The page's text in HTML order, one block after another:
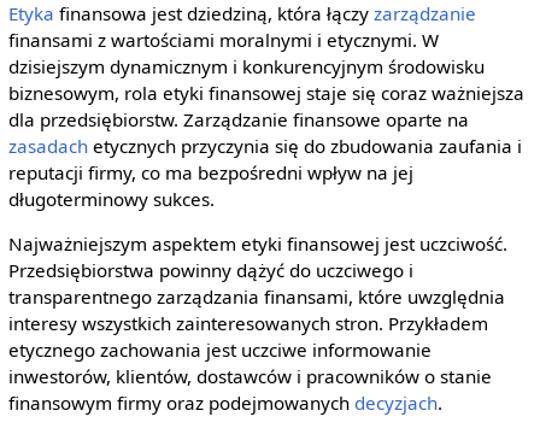
Etyka finansowa jest dziedziną, która łączy zarządzanie
finansami z wartościami moralnymi i etycznymi. W
dzisiejszym dynamicznym i konkurencyjnym środowisku
biznesowym, rola etyki finansowej staje się coraz ważniejsza
dla przedsiębiorstw. Zarządzanie finansowe oparte na
zasadachetycznych przyczynia się do zbudowania zaufania i
reputacji firmy, co ma bezpośredni wpływ na jej
długoterminowy sukces.
Najważniejszym aspektem etyki finansowej jest uczciwość.
Przedsiębiorstwa powinny dążyć do uczciwego i
transparentnego zarządzania finansami, które uwzględnia
interesy wszystkich zainteresowanych stron. Przykładem
etycznego zachowania jest uczciwe informowanie
inwestorów, klientów, dostawców i pracowników o stanie
finansowym firmy oraz podejmowanych decyzjach.